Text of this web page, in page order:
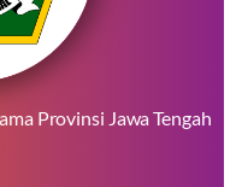
Provinsi Jawa Tengah